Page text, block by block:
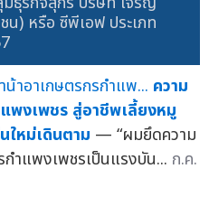
) หรือ ซีพีเอฟ ประเภท
ความ
พงเพชร สู่อาชีพเลี้ยงหมู
ใหม่เดินตาม — “ผมยึดความ
กำแพงเพชรเป็นแรงบัน... ก.ค.